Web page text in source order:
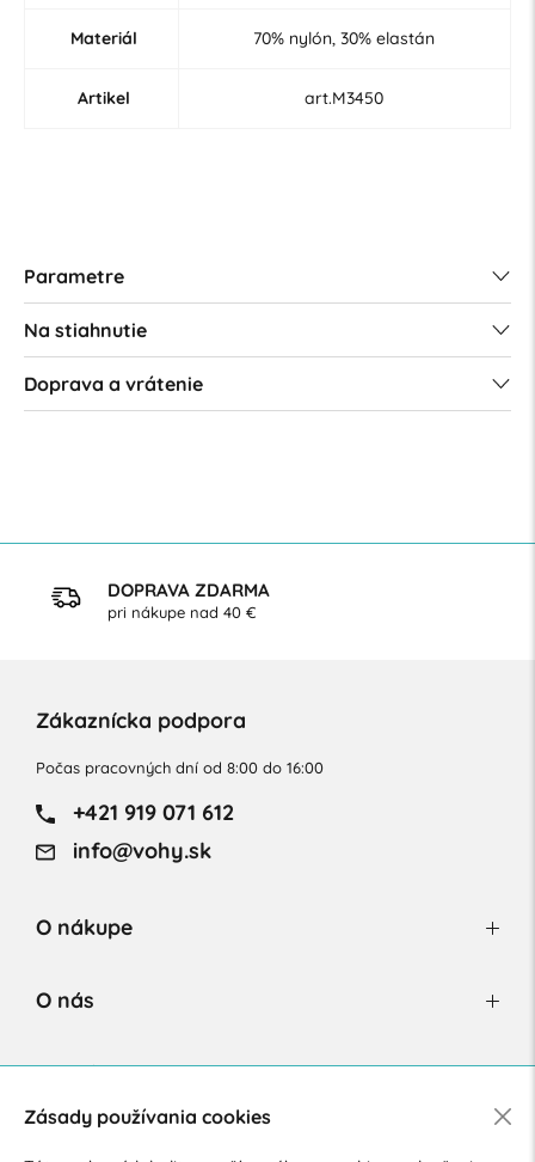
Materiál 70% nylón, 30% elastán
Artikel art.M3450
Parametre
Na stiahnutie
Doprava a vrátenie
DOPRAVA ZDARMA
pri nákupe nad 40 €
Zákaznícka podpora
Počas pracovných dní od 8:00 do 16:00
+421 919 071 612
info@vohy.sk
O nákupe
O nás
Newsletter
Zásady používania cookies